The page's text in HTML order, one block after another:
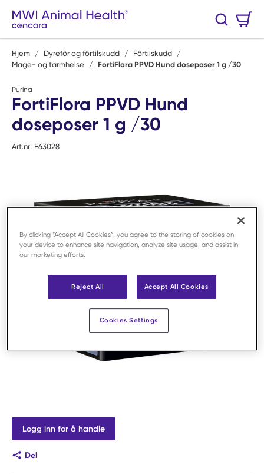
Hopp til hovedinnhold
Søk
Hjem / Dyrefôr og fôrtilskudd / Fôrtilskudd /
Mage- og tarmhelse
/ FortiFlora PPVD Hund doseposer 1 g /30
Purina
FortiFlora PPVD Hund
doseposer 1 g /30
Art.nr: F63028
Logg inn for å handle
Del
By clicking “Accept All Cookies”, you agree to the storing of cookies on
your device to enhance site navigation, analyze site usage, and assist in
our marketing efforts.
Reject All Accept All Cookies
Cookies Settings